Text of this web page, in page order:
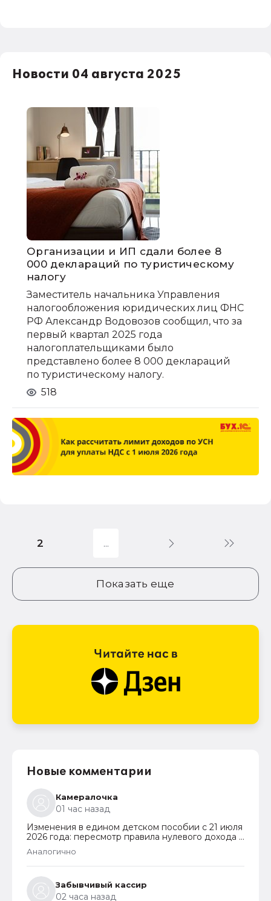
Новости 04 августа 2025
Организации и ИП сдали более 8
000 деклараций по туристическому
налогу
Заместитель начальника Управления
налогообложения юридических лиц ФНС
РФ Александр Водовозов сообщил, что за
первый квартал 2025 года
налогоплательщиками было
представлено более 8 000 деклараций
по туристическому налогу.
518
Показать еще
2
Новые комментарии
Камералочка
01 час назад
Изменения в едином детском пособии с 21 июля
2026 года: пересмотр правила нулевого дохода и
новый порядок оформления пособий по месту
пребывания
Аналогично
Забывчивый кассир
02 часа назад